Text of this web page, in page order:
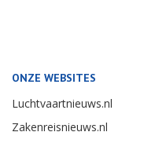
ONZE WEBSITES
Luchtvaartnieuws.nl
Zakenreisnieuws.nl